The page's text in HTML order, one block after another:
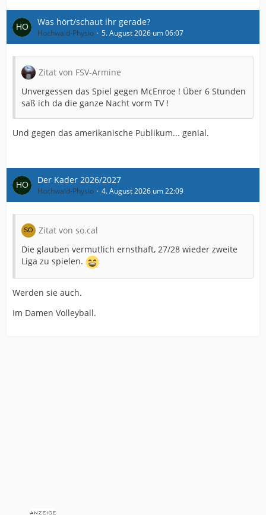
Was hört/schaut ihr gerade?
Hochwald-Physio 5. August 2026 um 06:07
Zitat von FSV-Armine
Unvergessen das Spiel gegen McEnroe ! Über 6 Stunden
saß ich da die ganze Nacht vorm TV !
Und gegen das amerikanische Publikum... genial.
Der Kader 2026/2027
Hochwald-Physio 4. August 2026 um 22:09
Zitat von so.cal
Die glauben vermutlich ernsthaft, 27/28 wieder zweite
Liga zu spielen.
Werden sie auch.
Im Damen Volleyball.